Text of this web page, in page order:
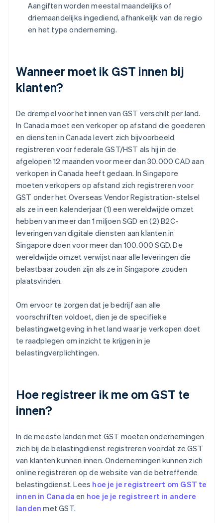
Aangiften worden meestal maandelijks of
driemaandelijks ingediend, afhankelijk van de regio
en het type onderneming.
Wanneer moet ik GST innen bij
klanten?
De drempel voor het innen van GST verschilt per land.
In Canada moet een verkoper op afstand die goederen
en diensten in Canada levert zich bijvoorbeeld
registreren voor federale GST/HST als hij in de
afgelopen 12 maanden voor meer dan 30.000 CAD aan
verkopen in Canada heeft gedaan. In Singapore
moeten verkopers op afstand zich registreren voor
GST onder het Overseas Vendor Registration-stelsel
als ze in een kalenderjaar (1) een wereldwijde omzet
hebben van meer dan 1 miljoen SGD en (2) B2C-
leveringen van digitale diensten aan klanten in
Singapore doen voor meer dan 100.000 SGD. De
wereldwijde omzet verwijst naar alle leveringen die
belastbaar zouden zijn als ze in Singapore zouden
plaatsvinden.
Om ervoor te zorgen dat je bedrijf aan alle
voorschriften voldoet, dien je de specifieke
belastingwetgeving in het land waar je verkopen doet
te raadplegen om inzicht te krijgen in je
belastingverplichtingen.
Hoe registreer ik me om GST te
innen?
In de meeste landen met GST moeten ondernemingen
zich bij de belastingdienst registreren voordat ze GST
van klanten kunnen innen. Ondernemingen kunnen zich
online registreren op de website van de betreffende
belastingdienst. Lees hoe je je registreert om GST te
innen in Canada en hoe je je registreert in andere
landen met GST.